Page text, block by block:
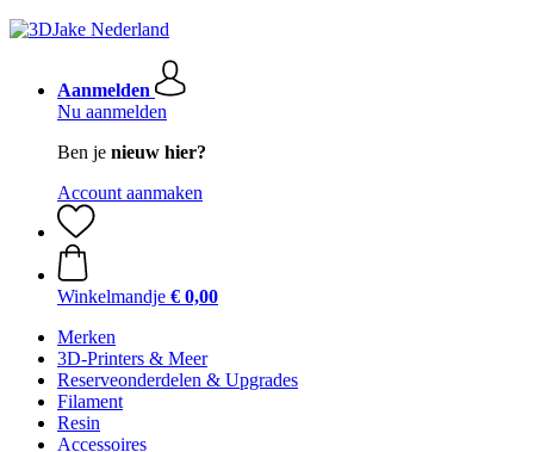
Aanmelden
Nu aanmelden
Ben je nieuw hier?
Account aanmaken
Winkelmandje € 0,00
Merken
3D-Printers & Meer
Reserveonderdelen & Upgrades
Filament
Resin
Accessoires